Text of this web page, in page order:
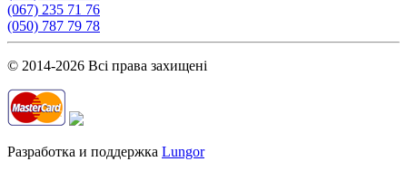
(067) 235 71 76
(050) 787 79 78
© 2014-2026 Всі права захищені
Разработка и поддержка Lungor